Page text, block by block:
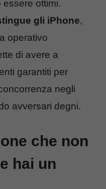
ottimi.
gli iPhone,
operativo
di avere a
garantiti per
negli
avversari degni.
che non
hai un